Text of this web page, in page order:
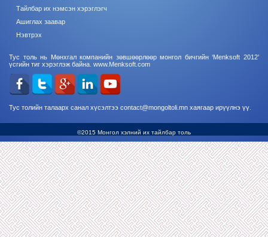
Тайлбар их нэмсэн хэрэглэгч
Ашиглах заавар
Нэвтрэх
Тус толь нь Мөнхгал компанийн зөвшөөрлөөр монгол бичгийн ‘Menksoft 2012’
үсгийн тиг хэрэглэж байна. www.Menksoft.com
Тус толийн талаарх санал хүсэлтээ contact@mongoltoli.mn хаягаар ирүүлнэ үү.
©2015 Монгол хэлний их тайлбар толь